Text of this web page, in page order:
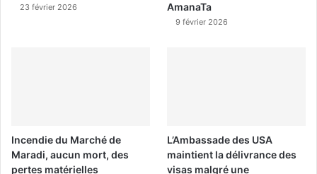
23 février 2026
AmanaTa
9 février 2026
Incendie du Marché de
Maradi, aucun mort, des
pertes matérielles
L’Ambassade des USA
maintient la délivrance des
visas malgré une